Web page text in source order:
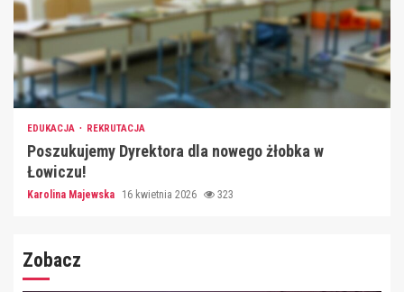
EDUKACJA REKRUTACJA
Poszukujemy Dyrektora dla nowego żłobka w
Łowiczu!
Karolina Majewska 16 kwietnia 2026 323
Zobacz